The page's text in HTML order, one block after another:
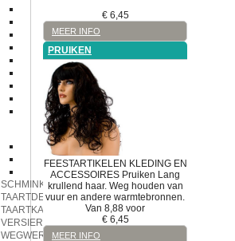
Bretels
Brillen
Handschoenen
Hoeden
Kleding
Oogmaskers
Pruiken
Stropdassen
en
Strikken
Tas
Tiara's
waaiers
SCHMINK
TAARTDECORATIE
TAARTKAARSJES
VERSIERINGEN
WEGWERP
€ 6,45
MEER INFO
PRUIKEN
FEESTARTIKELEN KLEDING EN
ACCESSOIRES Pruiken Lang
krullend haar. Weg houden van
vuur en andere warmtebronnen.
Van 8,88 voor
€ 6,45
MEER INFO